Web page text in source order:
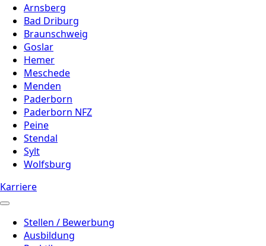
Arnsberg
Bad Driburg
Braunschweig
Goslar
Hemer
Meschede
Menden
Paderborn
Paderborn NFZ
Peine
Stendal
Sylt
Wolfsburg
Karriere
Stellen / Bewerbung
Ausbildung